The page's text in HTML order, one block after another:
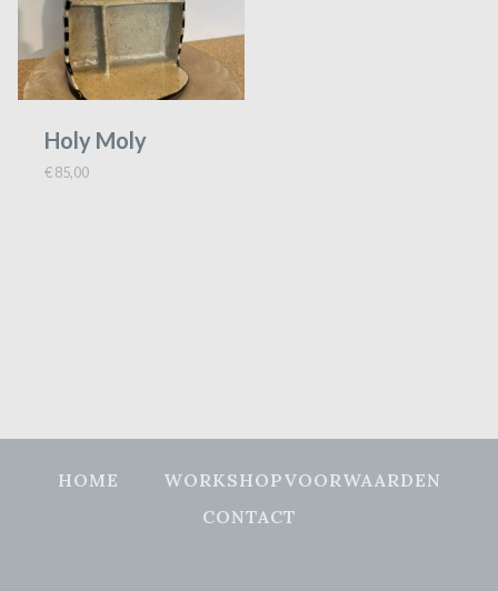
Holy Moly
€85,00
HOME
WORKSHOPVOORWAARDEN
CONTACT